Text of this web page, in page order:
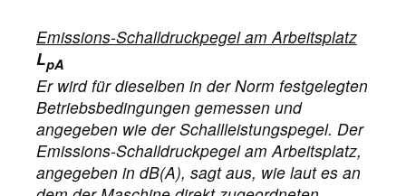
Emissions-Schalldruckpegel am Arbeitsplatz
LpA
Er wird für dieselben in der Norm festgelegten
Betriebsbedingungen gemessen und
angegeben wie der Schallleistungspegel. Der
Emissions-Schalldruckpegel am Arbeitsplatz,
angegeben in dB(A), sagt aus, wie laut es an